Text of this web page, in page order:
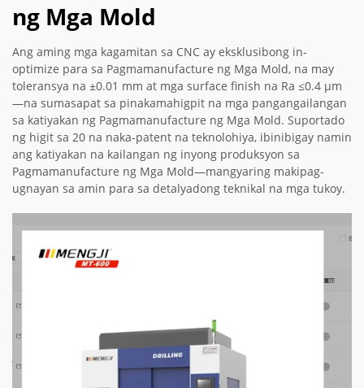
ng Mga Mold
Ang aming mga kagamitan sa CNC ay eksklusibong in-
optimize para sa Pagmamanufacture ng Mga Mold, na may
toleransya na ±0.01 mm at mga surface finish na Ra ≤0.4 µm
—na sumasapat sa pinakamahigpit na mga pangangailangan
sa katiyakan ng Pagmamanufacture ng Mga Mold. Suportado
ng higit sa 20 na naka-patent na teknolohiya, ibinibigay namin
ang katiyakan na kailangan ng inyong produksyon sa
Pagmamanufacture ng Mga Mold—mangyaring makipag-
ugnayan sa amin para sa detalyadong teknikal na mga tukoy.